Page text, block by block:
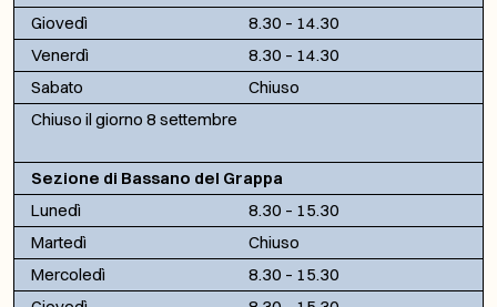
Giovedì
8.30 – 14.30
Venerdì
8.30 – 14.30
Sabato
Chiuso
Chiuso il giorno 8 settembre
Sezione di Bassano del Grappa
Lunedì
8.30 – 15.30
Martedì
Chiuso
Mercoledì
8.30 – 15.30